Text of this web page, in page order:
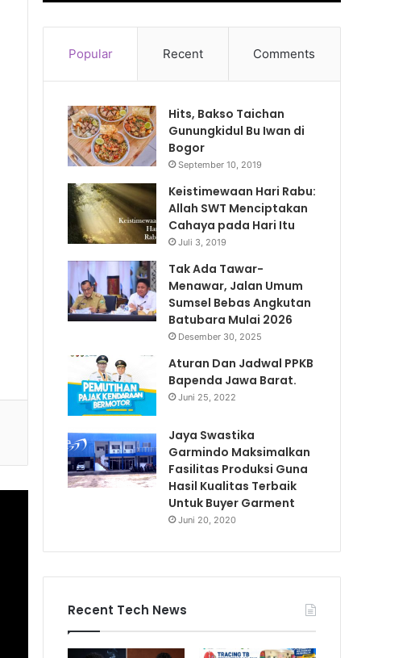
Popular Recent Comments
Hits, Bakso Taichan
Gunungkidul Bu Iwan di
Bogor
September 10, 2019
Keistimewaan Hari Rabu:
Allah SWT Menciptakan
Cahaya pada Hari Itu
Juli 3, 2019
Tak Ada Tawar-
Menawar, Jalan Umum
Sumsel Bebas Angkutan
Batubara Mulai 2026
Desember 30, 2025
Aturan Dan Jadwal PPKB
Bapenda Jawa Barat.
Juni 25, 2022
Jaya Swastika
Garmindo Maksimalkan
Fasilitas Produksi Guna
Hasil Kualitas Terbaik
Untuk Buyer Garment
Juni 20, 2020
Recent Tech News